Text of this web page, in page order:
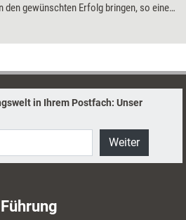
den gewünschten Erfolg bringen, so eine
in Ihrem Postfach: Unser
Weiter
Führung